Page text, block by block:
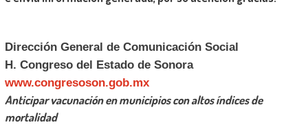
Dirección General de Comunicación Social
H. Congreso del
Estado de Sonora
www.congresoson.gob.mx
Anticipar vacunación en municipios con altos índices de
mortalidad­­